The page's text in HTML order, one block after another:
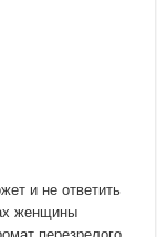
и не ответить
женщины